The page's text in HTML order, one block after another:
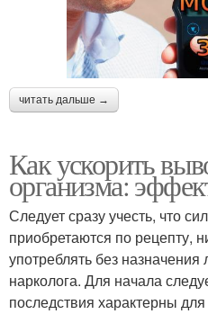
читать дальше →
Как ускорить
организма:
Следует сразу учесть, что
приобретаются по рецепту,
употреблять без
нарколога. Для начала
последствия характерны